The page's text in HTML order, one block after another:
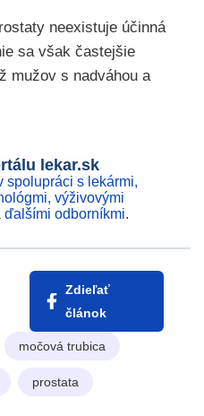
neexistuje účinná
sa však častejšie
mužov s nadváhou a
lekar.sk
spolupráci s lekármi,
výživovými
odborníkmi.
Zdieľať
článok
močová trubica
prostata